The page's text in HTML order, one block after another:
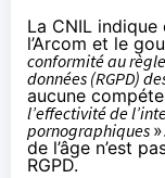
La CNIL indique
l’Arcom et le
conformité au
données (RGPD)
aucune
l’effectivité de
pornographiques
de l’âge n’est
RGPD.